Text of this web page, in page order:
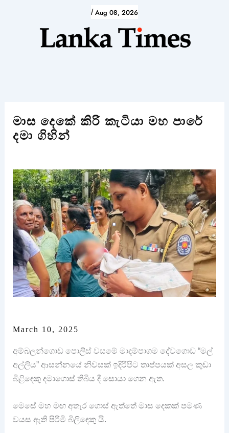
/ Aug 08, 2026
මාස දෙකේ කිරි කැටියා මහ පාරේ
දමා ගිහින්
March 10, 2025
අම්බලන්ගොඩ පොලිස් වසමේ මාදම්පාගම දේවගොඩ “මල්
අල්ලිය” ආසන්නයේ නිවසක් ඉදිරිපිට තාප්පයක් අසල කුඩා
බිළිඳෙකු දමාගොස් තිබිය දී සොයා ගෙන ඇත.
මෙසේ මහ මඟ අතැර ගොස් ඇත්තේ මාස දෙකක් පමණ
වයස ඇති පිරිමි බිලිඳෙකු යි.